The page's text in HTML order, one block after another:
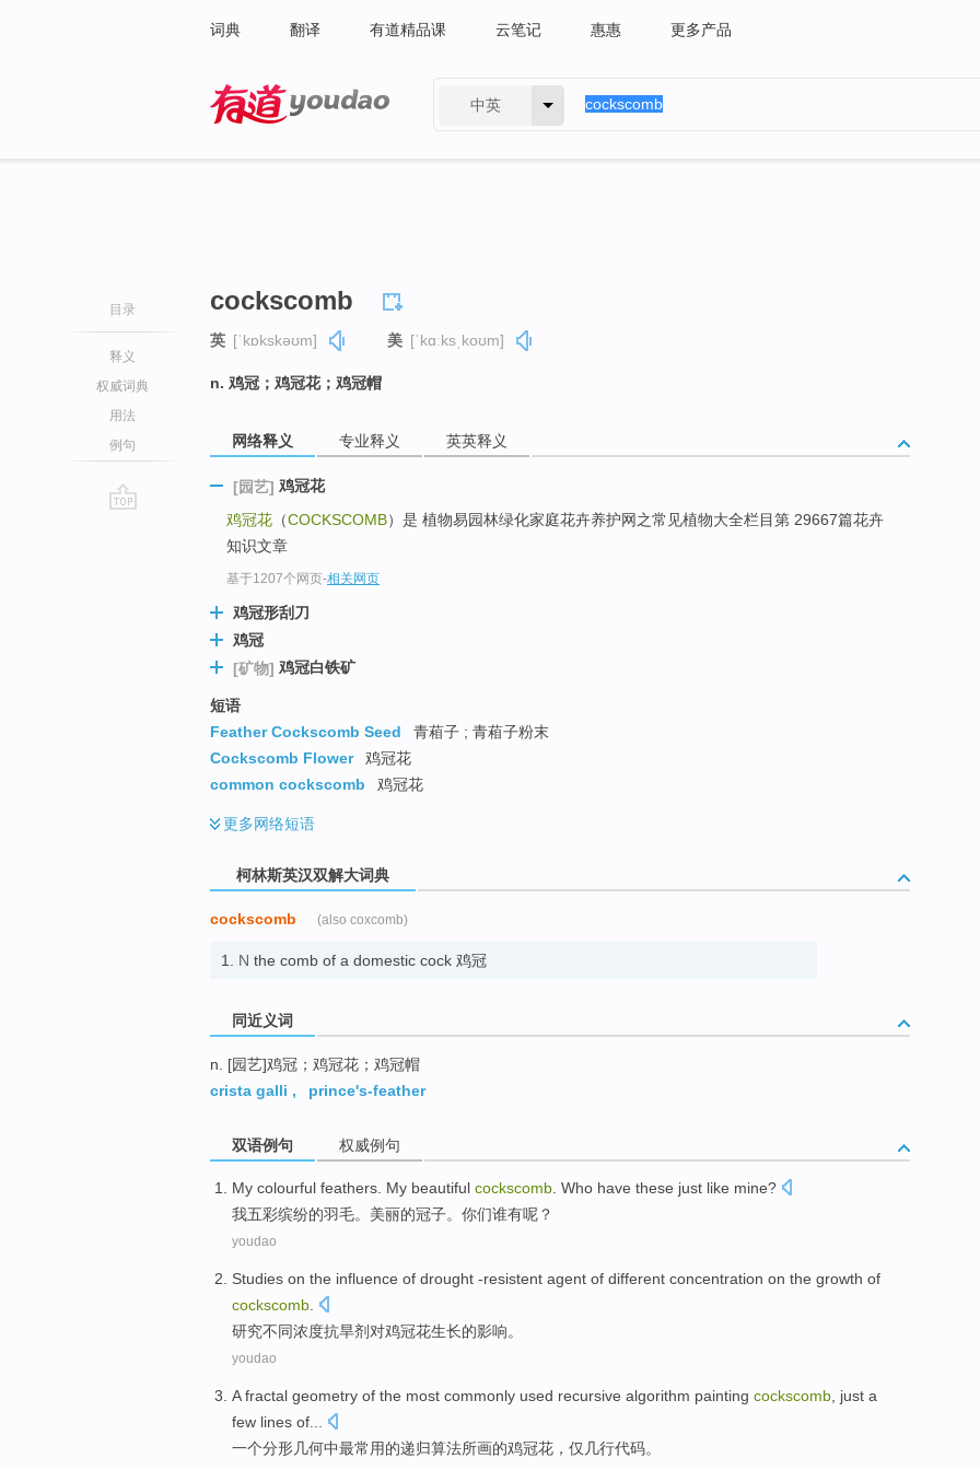
词典 翻译 有道精品课 云笔记 惠惠 更多产品
中英
目录
释义
权威词典
用法
例句
cockscomb
英 [ˈkɒkskəʊm] 美 [ˈkɑːksˌkoʊm]
n. 鸡冠；鸡冠花；鸡冠帽
网络释义 专业释义 英英释义
[园艺] 鸡冠花
鸡冠花 （COCKSCOMB）是 植物易园林绿化家庭花卉养护网之常见植物大全栏目第 29667篇花卉
知识文章
基于1207个网页-相关网页
鸡冠形刮刀
鸡冠
[矿物] 鸡冠白铁矿
短语
Feather Cockscomb Seed
青葙子 ; 青葙子粉末
Cockscomb Flower
鸡冠花
common cockscomb
鸡冠花
更多网络短语
柯林斯英汉双解大词典
cockscomb (also coxcomb)
1. N the comb of a domestic cock 鸡冠
同近义词
n. [园艺]鸡冠；鸡冠花；鸡冠帽
crista galli , prince's-feather
双语例句 权威例句
My colourful feathers. My beautiful cockscomb. Who have these just like mine?
我五彩缤纷的羽毛。 美丽的冠子。你们谁有呢？
youdao
Studies on the influence of drought -resistent agent of different concentration on the growth of
cockscomb
研究不同浓度抗旱剂 对鸡冠花生长的影响。
youdao
A fractal geometry of the most commonly used recursive algorithm painting cockscomb just a
few lines of...
一个分形几何中最常用的递归算法所画的鸡冠花， 仅 几行代码。